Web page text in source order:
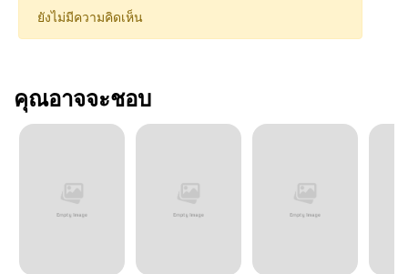
ยังไม่มีความคิดเห็น
คุณอาจจะชอบ